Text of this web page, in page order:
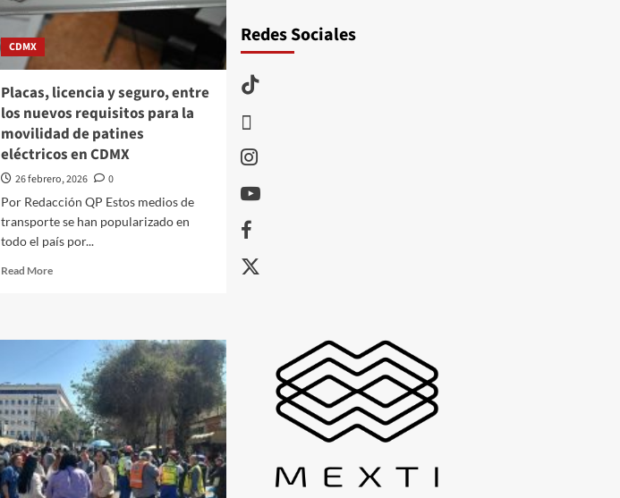
ONU
CDMX
Placas, licencia y seguro, entre
los nuevos requisitos para la
movilidad de patines
eléctricos en CDMX
26 febrero, 2026
0
Por Redacción QP Estos medios de
transporte se han popularizado en
todo el país por...
Read MoreRead
seguro,
entre
los
nuevos
requisitos
para
la
movilidad
Redes Sociales
TikTok
Instagram
Youtube
Facebook
X